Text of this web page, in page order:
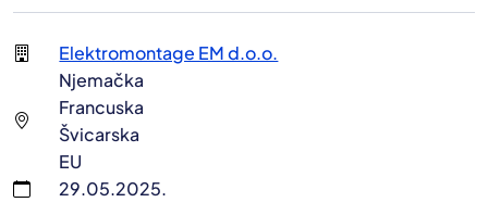
Elektromontage EM d.o.o.
Njemačka
Francuska
Švicarska
EU
29.05.2025.